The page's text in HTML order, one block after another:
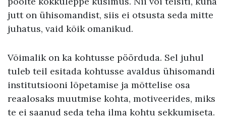
jutt on ühisomandist, siis ei otsusta seda mitte
juhatus, vaid kõik omanikud.
Võimalik on ka kohtusse pöörduda. Sel juhul
tuleb teil esitada kohtusse avaldus ühisomandi
institutsiooni lõpetamise ja mõttelise osa
reaalosaks muutmise kohta, motiveerides, miks
te ei saanud seda teha ilma kohtu sekkumiseta.